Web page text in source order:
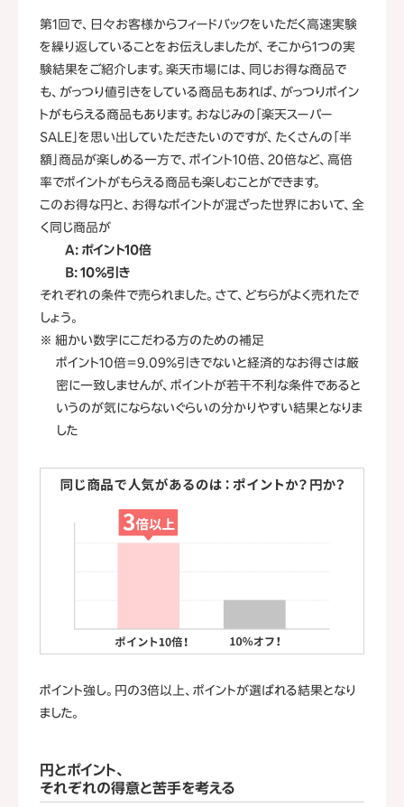
第1回で、日々お客様からフィードバックをいただく高速実験
を繰り返していることをお伝えしましたが、そこから1つの実
験結果をご紹介します。楽天市場には、同じお得な商品で
も、がっつり値引きをしている商品もあれば、がっつりポイン
トがもらえる商品もあります。おなじみの「楽天スーパー
SALE」を思い出していただきたいのですが、たくさんの「半
額」商品が楽しめる一方で、ポイント10倍、20倍など、高倍
率でポイントがもらえる商品も楽しむことができます。
このお得な円と、お得なポイントが混ざった世界において、全
く同じ商品が
A: ポイント10倍
B: 10％引き
それぞれの条件で売られました。さて、どちらがよく売れたで
しょう。
※ 細かい数字にこだわる方のための補足
ポイント10倍＝9.09％引きでないと経済的なお得さは厳
密に一致しませんが、ポイントが若干不利な条件であると
いうのが気にならないぐらいの分かりやすい結果となりま
した
ポイント強し。円の3倍以上、ポイントが選ばれる結果となり
ました。
円とポイント、
それぞれの得意と苦手を考える